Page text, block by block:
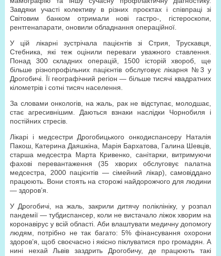
Завдяки участі колективу в різних проєктах і співпраці зі
Світовим банком отримали нові гастро-, гістероскопи,
рентгенапарати, оновили обладнання операційної.
У цій лікарні зустрічала пацієнтів зі Стрия, Трускавця,
Стебника, які теж оцінили переваги уважного ставлення.
Понад 300 складних операцій, 1500 історій хвороб, ще
більше різнопрофільних пацієнтів обслуговує лікарня №3 у
Дрогобичі. Її географічний регіон — більше тисячі квадратних
кілометрів і сотні тисяч населення.
За словами онкологів, на жаль, рак не відступає, молодшає,
стає агресивнішим. Даються взнаки наслідки Чорнобиля і
постійних стресів.
Лікарі і медсестри Дрогобицького онкодиспансеру Наталія
Пакош, Катерина Даяшкіна, Марія Бархатова, Галина Шевців,
старша медсестра Марта Кривенко, санітарки, витримуючи
фахові перевантаження (35 хворих обслуговує палатна
медсестра, 2000 пацієнтів — сімейний лікар), самовіддано
працюють. Вони стоять на сторожі найдорожчого для людини
— здоров’я.
У Дрогобичі, на жаль, закрили дитячу поліклініку, у розпал
пандемії — тубдиспансер, коли не вистачало ліжок хворим на
коронавірус у всій області. Аби влаштувати медичну допомогу
людям, потрібно не так багато: 5% фінансування охорони
здоров’я, щоб своєчасно і якісно піклуватися про громадян. А
нині нехай Львів заздрить Дрогобичу, де працюють такі